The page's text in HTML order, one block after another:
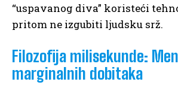
“uspavanog diva” koristeći
pritom ne izgubiti ljudsku srž.
Filozofija milisekunde:
marginalnih dobitaka